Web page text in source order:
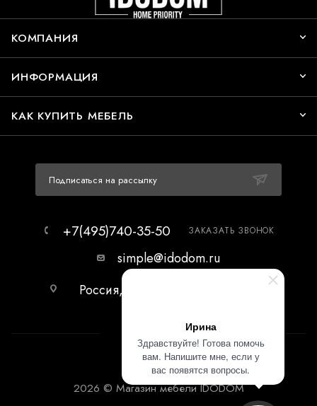
Ирина
Здравствуйте! Готова помочь
вам. Напишите мне, если у
вас появятся вопросы.
КОМПАНИЯ
ИНФОРМАЦИЯ
КАК КУПИТЬ МЕБЕЛЬ
Подписаться на рассылку
+7(495)740-35-50 ЗАКАЗАТЬ ЗВОНОК
simple@idodom.ru
Россия, г.Москва, МЦ Гранд-2,
2026 © Магазин мебели IDODOM